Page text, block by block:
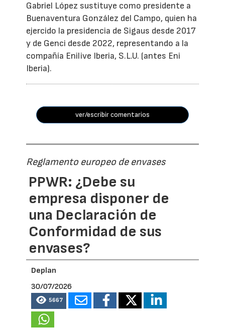
Gabriel López sustituye como presidente a
Buenaventura González del Campo, quien ha
ejercido la presidencia de Sigaus desde 2017
y de Genci desde 2022, representando a la
compañía Enilive Iberia, S.L.U. (antes Eni
Iberia).
ver/escribir comentarios
Reglamento europeo de envases
PPWR: ¿Debe su
empresa disponer de
una Declaración de
Conformidad de sus
envases?
Deplan
30/07/2026
5667